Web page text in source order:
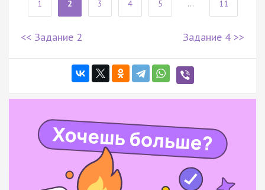
1 2 3 4 5 ... 11
<< Задание 2 Задание 4 >>